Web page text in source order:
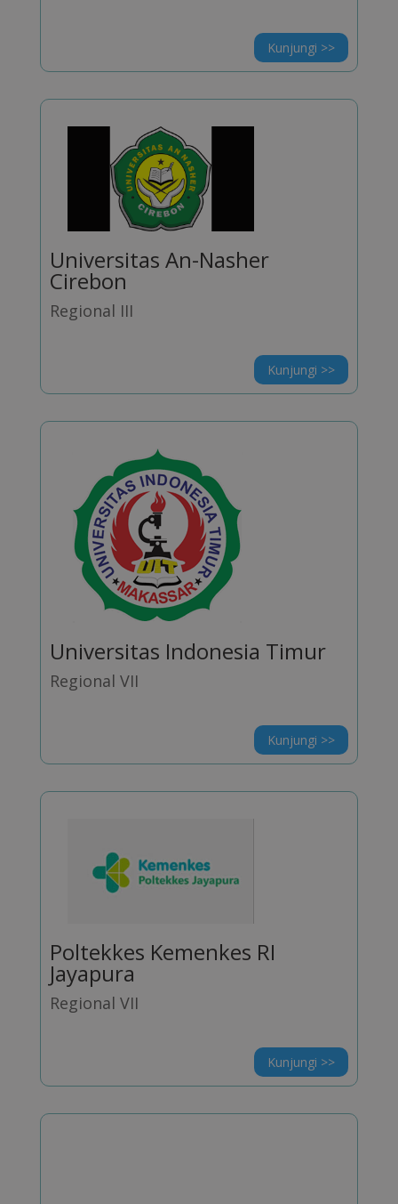
Kunjungi >>
Universitas An-Nasher
Cirebon
Regional III
Kunjungi >>
Universitas Indonesia Timur
Regional VII
Kunjungi >>
Poltekkes Kemenkes RI
Jayapura
Regional VII
Kunjungi >>